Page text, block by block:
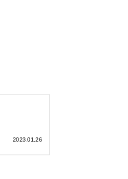
2023.01.26